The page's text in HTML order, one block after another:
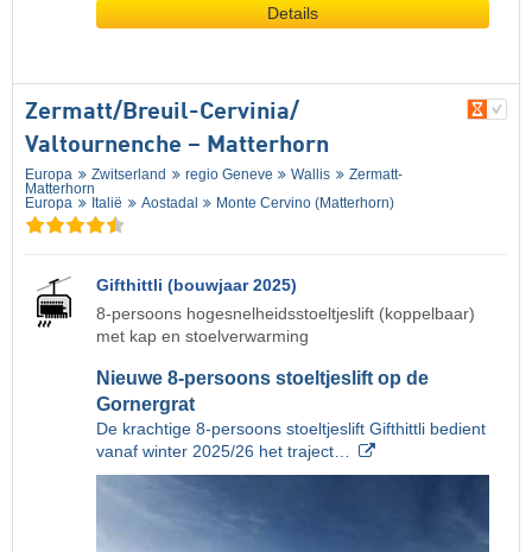
Details
Zermatt/​Breuil-Cervinia/​
Valtournenche – Matterhorn
Europa Zwitserland regio Geneve Wallis
Zermatt-
Matterhorn
Europa
Italië Aostadal Monte Cervino (Matterhorn)
Gifthittli (bouwjaar 2025)
8-persoons hogesnelheidsstoeltjeslift (koppelbaar)
met kap en stoelverwarming
Nieuwe 8-persoons stoeltjeslift op de
Gornergrat
De krachtige 8-persoons stoeltjeslift Gifthittli bedient
vanaf winter 2025/26 het traject…